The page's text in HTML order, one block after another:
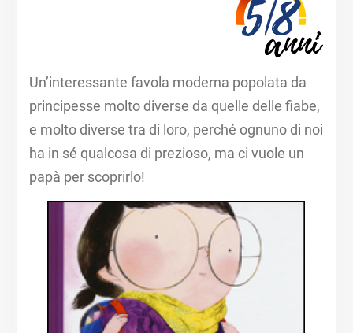
Un’interessante favola moderna popolata da
principesse molto diverse da quelle delle fiabe,
e molto diverse tra di loro, perché ognuno di noi
ha in sé qualcosa di prezioso, ma ci vuole un
papà per scoprirlo!